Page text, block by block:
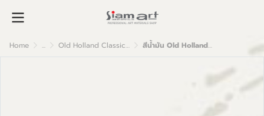
Home ... Old Holland Classic Oil Colour สีน้ำมัน Old Holland เกรดอาร์ตติส C18 Scheveningen Orange